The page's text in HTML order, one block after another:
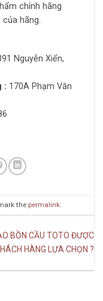
chính hãng
hãng.
Nguyễn Xiển,
: 170A Phạm Văn
the permalink
BỒN CẦU TOTO ĐƯỢC
HÀNG LỰA CHỌN ?